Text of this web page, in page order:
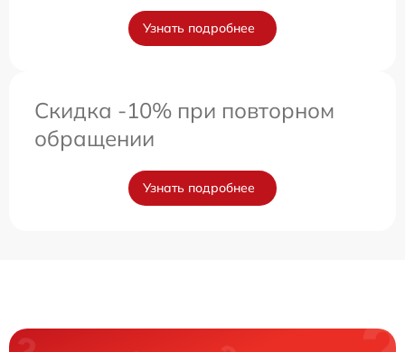
Узнать подробнее
Скидка -10% при повторном
обращении
Узнать подробнее